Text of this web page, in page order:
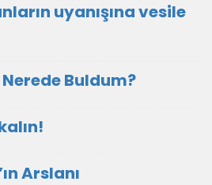
uyanışına vesile
Nerede Buldum?
Arslanı